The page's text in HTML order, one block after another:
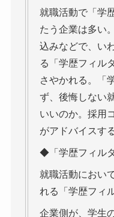
就職活動で「学
たう企業は多い
込みなどで、い
る「学歴フィル
さやかれる。「
ず、後悔しない
いいのか。採用
がアドバイスする
◆「学歴フィル
就職活動におい
れる「学歴フィ
企業側が、学生